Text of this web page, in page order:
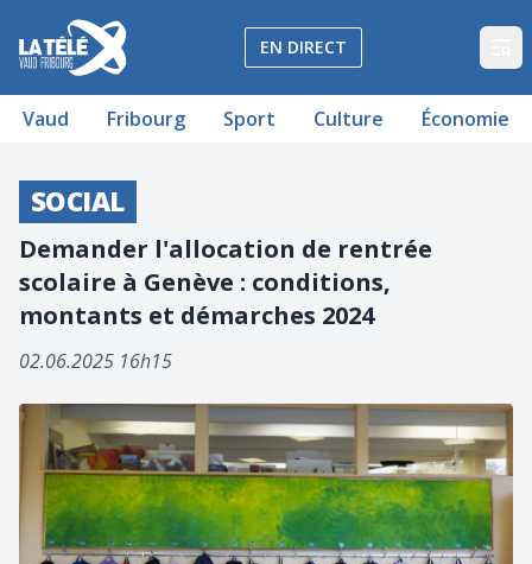
La Télé - Télévision régionale Vaud et Fribourg
EN DIRECT
Vaud Fribourg Sport Culture Économie
SOCIAL
Demander l'allocation de rentrée
scolaire à Genève : conditions,
montants et démarches 2024
02.06.2025 16h15